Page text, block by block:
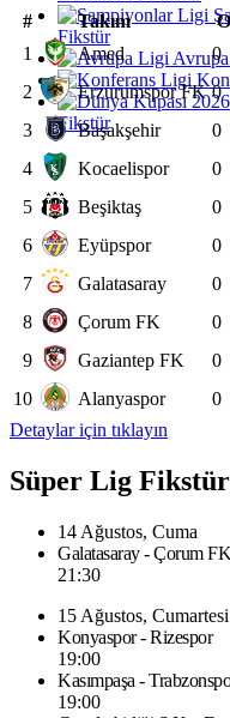
Fikstür
Fikstür
# Takım O
1
Amed 0
2
Erzurumspor FK 0
3
Başakşehir 0
4
Kocaelispor 0
5
Beşiktaş 0
6
Eyüpspor 0
7
Galatasaray 0
8
Çorum FK 0
9
Gaziantep FK 0
10
Alanyaspor 0
Detaylar için tıklayın
Süper Lig Fikstür
14 Ağustos, Cuma
Galatasaray - Çorum FK
21:30
15 Ağustos, Cumartesi
Konyaspor - Rizespor
19:00
Kasımpaşa -
19:00